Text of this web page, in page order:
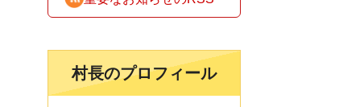
村長のプロフィール